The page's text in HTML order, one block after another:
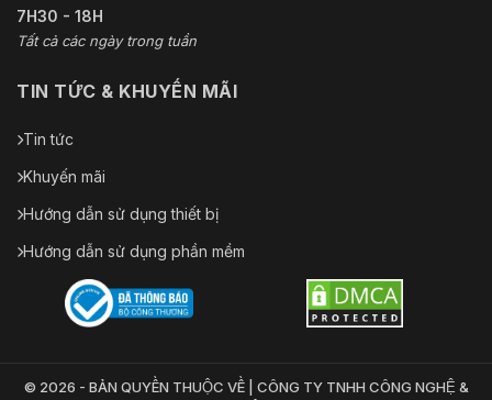
7H30 - 18H
Tất cả các ngày trong tuần
TIN TỨC & KHUYẾN MÃI
Tin tức
Khuyến mãi
Hướng dẫn sử dụng thiết bị
Hướng dẫn sử dụng phần mềm
© 2026 - BẢN QUYỀN THUỘC VỀ | CÔNG TY TNHH CÔNG NGHỆ &